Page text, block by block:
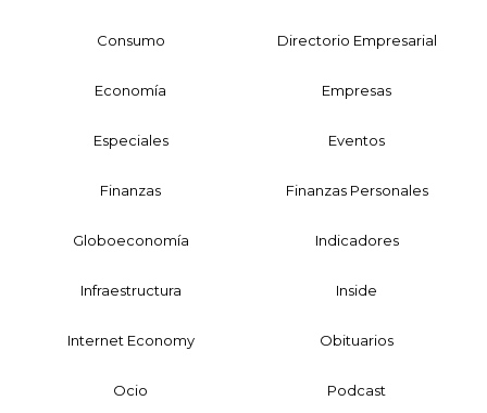
Consumo Directorio Empresarial
Economía Empresas
Especiales Eventos
Finanzas Finanzas Personales
Globoeconomía Indicadores
Infraestructura Inside
Internet Economy Obituarios
Ocio Podcast